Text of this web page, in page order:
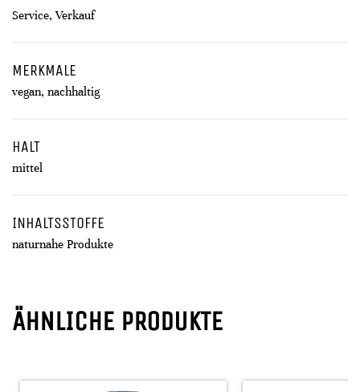
Service, Verkauf
MERKMALE
vegan, nachhaltig
HALT
mittel
INHALTSSTOFFE
naturnahe Produkte
ÄHNLICHE PRODUKTE